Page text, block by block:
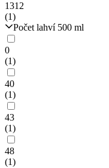
1312
(1)
Počet lahví 500 ml
0
(1)
40
(1)
43
(1)
48
(1)